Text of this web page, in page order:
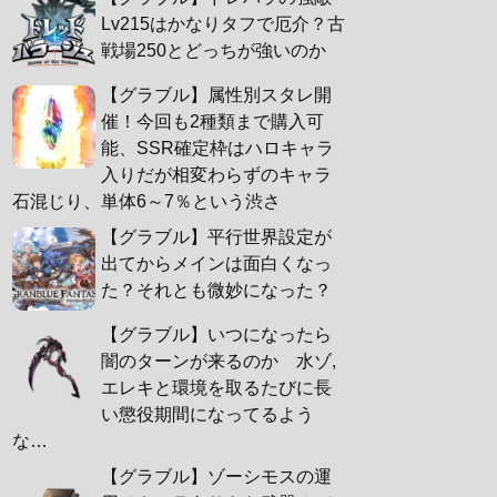
Lv215はかなりタフで厄介？古
戦場250とどっちが強いのか
【グラブル】属性別スタレ開
催！今回も2種類まで購入可
能、SSR確定枠はハロキャラ
入りだが相変わらずのキャラ
石混じり、単体6～7％という渋さ
【グラブル】平行世界設定が
出てからメインは面白くなっ
た？それとも微妙になった？
【グラブル】いつになったら
闇のターンが来るのか 水ゾ,
エレキと環境を取るたびに長
い懲役期間になってるよう
な…
【グラブル】ゾーシモスの運